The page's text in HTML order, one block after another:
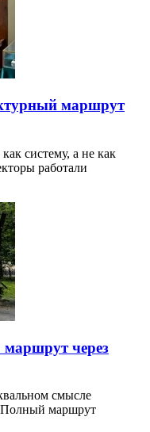
маршрут
систему, а не как
работали
через
смысле
Полный маршрут